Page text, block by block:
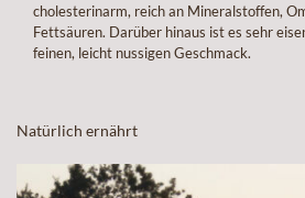
cholesterinarm, reich an Mineralstoffen,
Fettsäuren. Darüber hinaus ist es sehr
feinen, leicht nussigen Geschmack.
Natürlich ernährt